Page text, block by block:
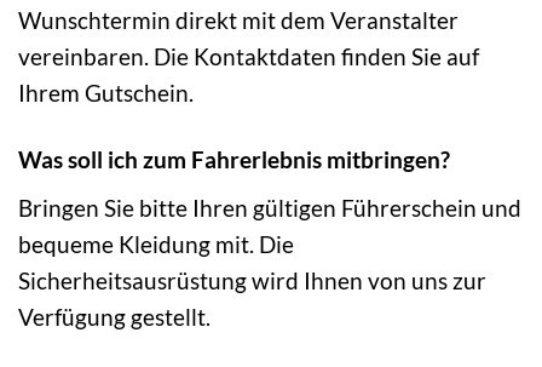
Wunschtermin direkt mit dem Veranstalter
vereinbaren. Die Kontaktdaten finden Sie auf
Ihrem Gutschein.
Was soll ich zum Fahrerlebnis mitbringen?
Bringen Sie bitte Ihren gültigen Führerschein und
bequeme Kleidung mit. Die
Sicherheitsausrüstung wird Ihnen von uns zur
Verfügung gestellt.